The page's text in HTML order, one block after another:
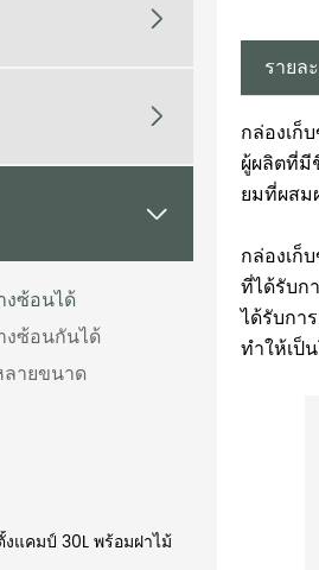



งซ้อนได้
งซ้อนกันได้
ลายขนาด
แคมป์ 30L พร้อมฝาไม้
รายล
กล่องเก็
ผู้ผลิตที่มี
ยมที่ผสม
กล่องเก็
ที่ได้รับก
ได้รับกา
ทำให้เป็